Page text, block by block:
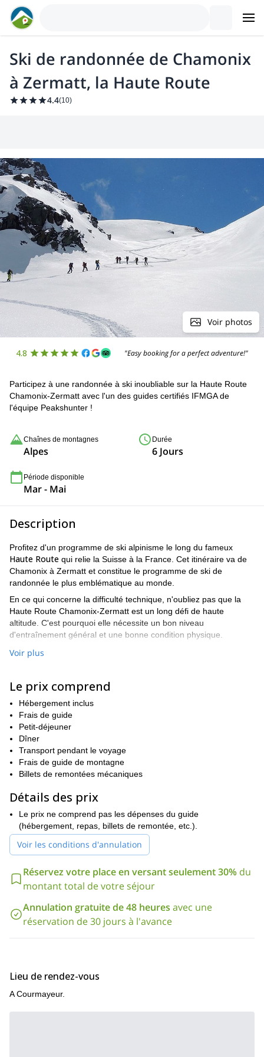
Ski de randonnée de Chamonix
à Zermatt, la Haute Route
4.4(10)
Voir photos
4.8 "Easy booking for a perfect adventure!"
Participez à une randonnée à ski inoubliable sur la Haute Route
Chamonix-Zermatt avec l'un des guides certifiés IFMGA de
l'équipe Peakshunter !
Chaînes de montagnes
Alpes
Durée
6 Jours
Période disponible
Mar - Mai
Description
Profitez d'un programme de ski alpinisme le long du fameux
Haute Route qui relie la Suisse à la France. Cet itinéraire va de
Chamonix à Zermatt et constitue le programme de ski de
randonnée le plus emblématique au monde.
En ce qui concerne la difficulté technique, n'oubliez pas que la
Haute Route Chamonix-Zermatt est un long défi de haute
altitude. C'est pourquoi elle nécessite un bon niveau
d'entraînement général et une bonne condition physique.
Au bas de cette description, vous trouverez un exemple
moyenne de l'ascension pour chaque jour.
Si vous avez des questions ou si vous êtes décidé et que vous
voulez réserver votre place pour le prochain départ, contactez-
nous. Vous pouvez remplir le formulaire et nous vous répondrons
dans les plus brefs délais.
Nous sommes impatients de vous guider dans ce programme
passionnant dans la région de Chamonix-Zermatt !
Voir plus
Le prix comprend
Hébergement inclus
Frais de guide
Petit-déjeuner
Dîner
Transport pendant le voyage
Frais de guide de montagne
Billets de remontées mécaniques
Détails des prix
Le prix ne comprend pas les dépenses du guide
(hébergement, repas, billets de remontée, etc.).
Voir les conditions d'annulation
Réservez votre place en versant seulement 30% du
montant total de votre séjour
Annulation gratuite de 48 heures avec une
réservation de 30 jours à l'avance
Lieu de rendez-vous
A Courmayeur.